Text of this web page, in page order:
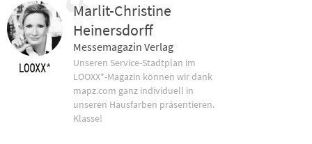
Marlit-Christine
Heinersdorff
Messemagazin Verlag
Unseren Service-Stadtplan im
LOOXX*-Magazin können wir dank
mapz.com ganz individuell in
unseren Hausfarben präsentieren.
Klasse!